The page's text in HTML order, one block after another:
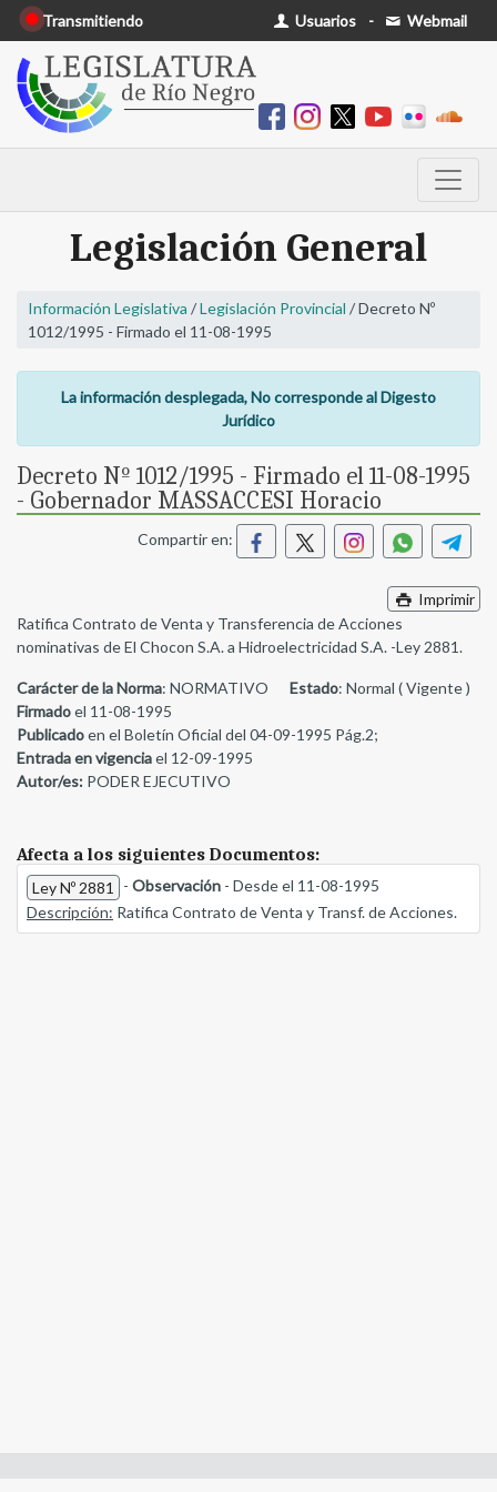
Transmitiendo Usuarios - Webmail
Legislación General
Información Legislativa /Legislación Provincial / Decreto Nº
1012/1995 - Firmado el 11-08-1995
La información desplegada, No corresponde al Digesto
Jurídico
Decreto Nº 1012/1995 - Firmado el 11-08-1995
- Gobernador MASSACCESI Horacio
Compartir en:
Imprimir
Ratifica Contrato de Venta y Transferencia de Acciones
nominativas de El Chocon S.A. a Hidroelectricidad S.A. -Ley 2881.
Carácter de la Norma: NORMATIVO Estado: Normal ( Vigente )
Firmadoel 11-08-1995
Publicadoen el Boletín Oficial del 04-09-1995 Pág.2;
Entrada en vigenciael 12-09-1995
Autor/es: PODER EJECUTIVO
Afecta a los siguientes Documentos:
Ley Nº 2881 - Observación - Desde el 11-08-1995
Descripción: Ratifica Contrato de Venta y Transf. de Acciones.